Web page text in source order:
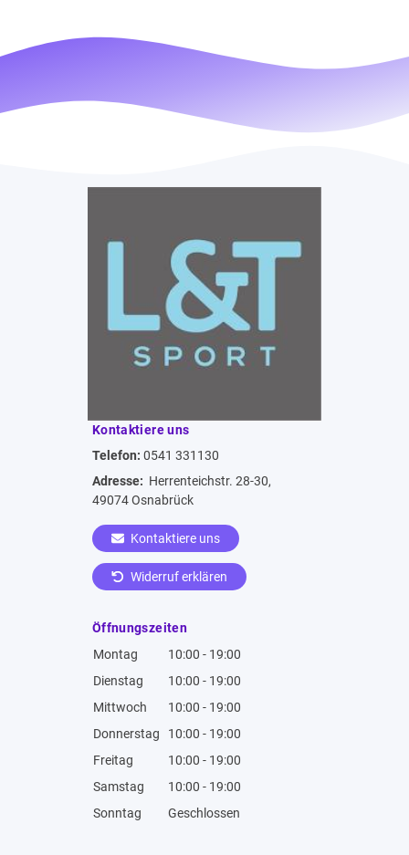
Kontaktiere uns
Telefon: 0541 331130
Adresse: Herrenteichstr. 28-30,
49074 Osnabrück
Kontaktiere uns
Widerruf erklären
Öffnungszeiten
Montag
10:00 - 19:00
Dienstag
10:00 - 19:00
Mittwoch
10:00 - 19:00
Donnerstag
10:00 - 19:00
Freitag
10:00 - 19:00
Samstag
10:00 - 19:00
Sonntag
Geschlossen